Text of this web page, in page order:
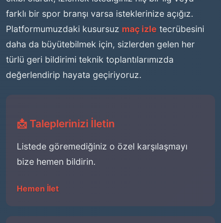
farklı bir spor branşı varsa isteklerinize açığız.
Platformumuzdaki kusursuz maç izle tecrübesini
daha da büyütebilmek için, sizlerden gelen her
türlü geri bildirimi teknik toplantılarımızda
değerlendirip hayata geçiriyoruz.
📩 Taleplerinizi İletin
Listede göremediğiniz o özel karşılaşmayı
bize hemen bildirin.
Hemen İlet